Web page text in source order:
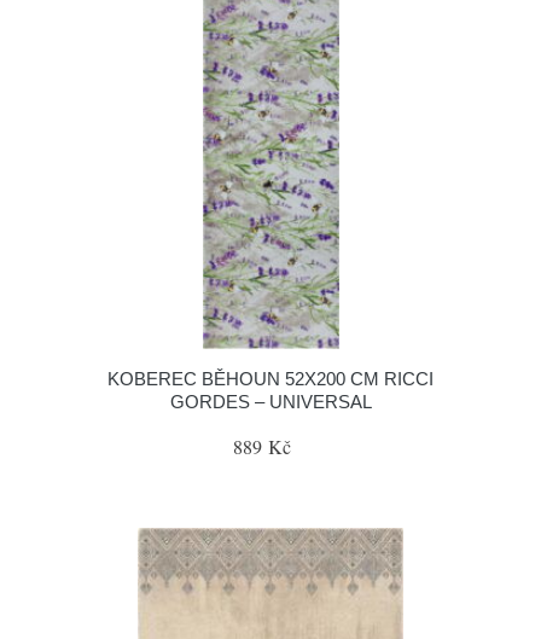
KOBEREC BĚHOUN 52X200 CM RICCI
GORDES – UNIVERSAL
889 Kč